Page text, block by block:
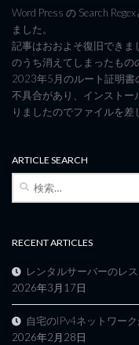
Word Press の Search
ました。
記事はおおよそ復旧できま
のうち消えてしまったもの
2023年5月のルート証明書
不具合があり、インストー
りましたのでファイルを差
ARTICLE SEARCH
検
RECENT ARTICLES
レンタルサーバーのレ
2026年3月17日
自宅のIPv4ネットワー
2026年2月28日